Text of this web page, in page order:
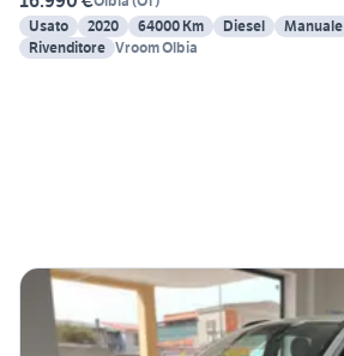
Usato
2020 64000 Km Diesel
Manuale
Rivenditore Vroom Olbia